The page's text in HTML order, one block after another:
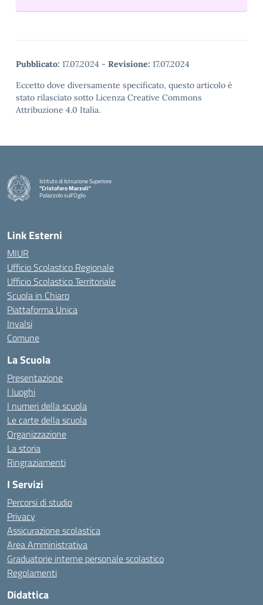
Pubblicato: 17.07.2024 - Revisione: 17.07.2024
Eccetto dove diversamente specificato, questo articolo è
stato rilasciato sotto Licenza Creative Commons
Attribuzione 4.0 Italia.
Istituto di Istruzione Superiore
"Cristoforo Marzoli"
Palazzolo sull'Oglio
— Visita la pagina iniziale della scuola
Link Esterni
MIUR
Ufficio Scolastico Regionale
Ufficio Scolastico Territoriale
Scuola in Chiaro
Piattaforma Unica
Invalsi
Comune
La Scuola
Presentazione
I luoghi
I numeri della scuola
Le carte della scuola
Organizzazione
La storia
Ringraziamenti
I Servizi
Percorsi di studio
Privacy
Assicurazione scolastica
Area Amministrativa
Graduatorie interne personale scolastico
Regolamenti
Didattica